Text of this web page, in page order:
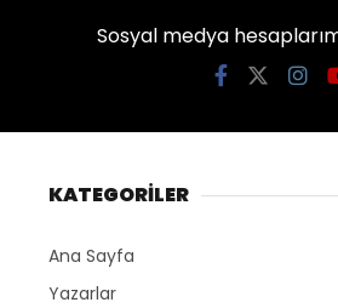
Sosyal medya
KATEGORİLER
Ana Sayfa
Yazarlar